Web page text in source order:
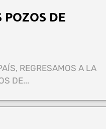
DE
REGRESAMOS A LA
DE...